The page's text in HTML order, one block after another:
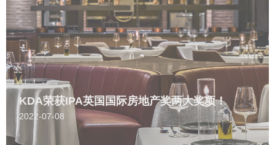
KDA荣获IPA英国国际房地产奖两大奖项！
2022-07-08